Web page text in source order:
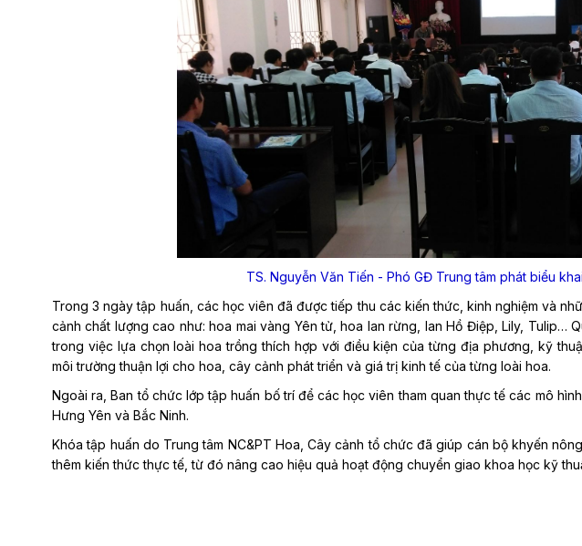
TS. Nguyễn Văn Tiến - Phó GĐ Trung tâm phát biểu
Trong 3 ngày tập huấn, các học viên đã được tiếp thu các kiến thức, kinh nghiệm và
cảnh chất lượng cao như: hoa mai vàng Yên tử, hoa lan rừng, lan Hồ Điệp, Lily, Tulip…
trong việc lựa chọn loài hoa trồng thích hợp với điều kiện của từng địa phương, kỹ
môi trường thuận lợi cho hoa, cây cảnh phát triển và giá trị kinh tế của từng loài hoa.
Ngoài ra, Ban tổ chức lớp tập huấn bố trí để các học viên tham quan thực tế các mô
Hưng Yên và Bắc Ninh.
Khóa tập huấn do Trung tâm NC&PT Hoa, Cây cảnh tổ chức đã giúp cán bộ khyến
thêm kiến thức thực tế, từ đó nâng cao hiệu quả hoạt động chuyển giao khoa học kỹ